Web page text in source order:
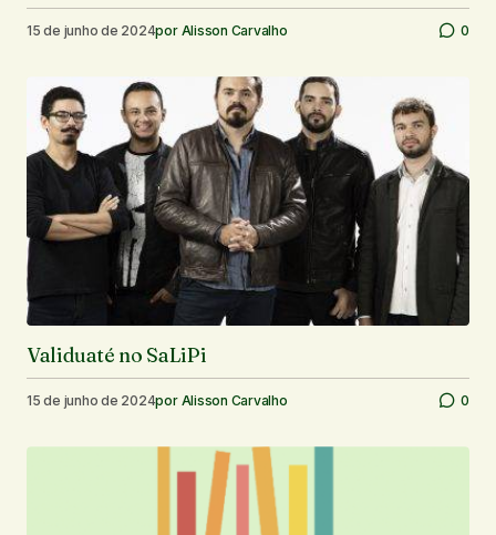
15 de junho de 2024por Alisson Carvalho 0
Validuaté no SaLiPi
15 de junho de 2024por Alisson Carvalho 0